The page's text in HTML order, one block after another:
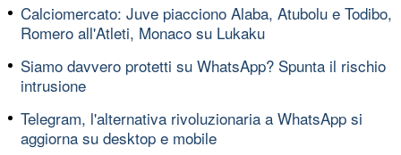
Calciomercato: Juve piacciono Alaba, Atubolu e Todibo,
Romero all'Atleti, Monaco su Lukaku
Siamo davvero protetti su WhatsApp? Spunta il rischio
intrusione
Telegram, l'alternativa rivoluzionaria a WhatsApp si
aggiorna su desktop e mobile